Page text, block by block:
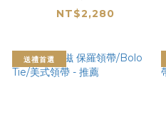
Tie/美式領帶 - 現貨
NT$2,280
送禮首選